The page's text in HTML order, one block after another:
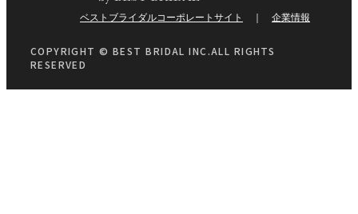
ベストブライダルコーポレートサイト 企業情報
COPYRIGHT © BEST BRIDAL INC.ALL RIGHTS
RESERVED